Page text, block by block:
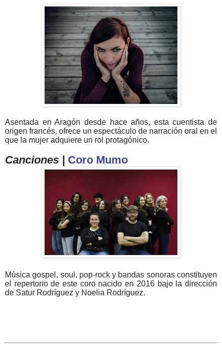
Asentada en Aragón desde hace años, esta cuentista de
origen francés, ofrece un espectáculo de narración oral en el
que la mujer adquiere un rol protagónico.
Canciones | Coro Mumo
Música gospel, soul, pop-rock y bandas sonoras constituyen
el repertorio de este coro nacido en 2016 bajo la dirección
de Satur Rodríguez y Noelia Rodríguez.